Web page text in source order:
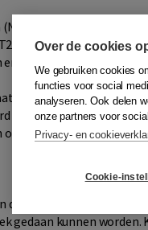
of gedichten te
hij of zij de praatplaten
voorkomt. Door een
het moeilijke woord
je kunt doen met de
gedaan kunnen worden.
Over de cookies
We gebruiken cookies
functies voor social
analyseren. Ook delen
onze partners voor
Privacy- en
Cookie-